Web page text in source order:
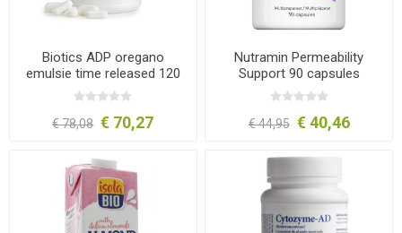
Biotics ADP oregano
emulsie time released 120
tabletten
€ 78,08 € 70,27
Nutramin Permeability
Support 90 capsules
€ 44,95 € 40,46